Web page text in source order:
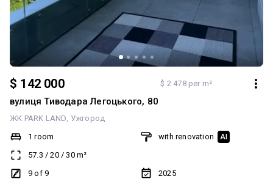
$ 142 000 $ 2 478 per m²
вулиця Тиводара Легоцького, 80
ЖК PARK LAND Ужгород
1 room
57.3 /20/30m²
9 of 9
with renovation AI
2025